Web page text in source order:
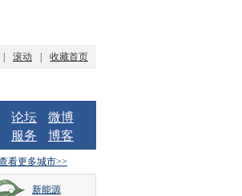
滚动 收藏首页
论坛
微博
服务
博客
看更多城市>>
新能源